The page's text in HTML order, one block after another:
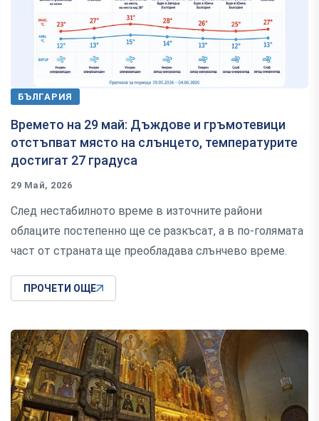
БЪЛГАРИЯ
Времето на 29 май: Дъждове и гръмотевици
отстъпват място на слънцето, температурите
достигат 27 градуса
29 Май, 2026
След нестабилното време в източните райони
облаците постепенно ще се разкъсат, а в по-голямата
част от страната ще преобладава слънчево време.
ПРОЧЕТИ ОЩЕ